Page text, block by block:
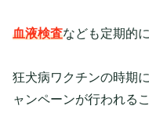
血液検査なども定期的
狂犬病ワクチンの時期
ャンペーンが行われる